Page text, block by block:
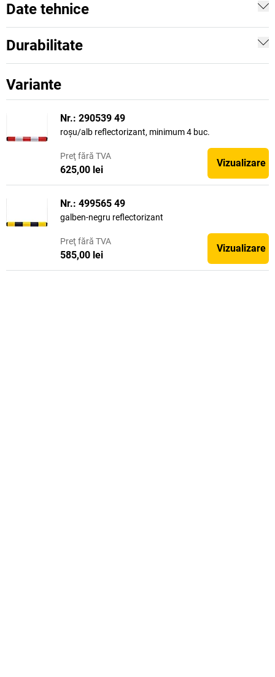
Date tehnice
Durabilitate
Variante
Nr.: 290539 49
roșu/alb reflectorizant, minimum 4 buc.
Preţ fără TVA
625,00 lei
Vizualizare
Nr.: 499565 49
galben-negru reflectorizant
Preţ fără TVA
585,00 lei
Vizualizare